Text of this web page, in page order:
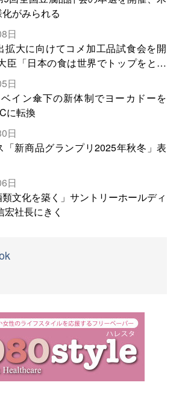
がみられる
日
拡大に向けてコメ加工品試食会を開
臣「日本の食は世界でトップをとれ
けて、米輸出需要の拡大を」
日
イン傘下の新体制でヨーカドーを
に転換
日
「新商品グランプリ2025年秋冬」表
日
類文化を築く」サントリーホールディ
宏社長にきく